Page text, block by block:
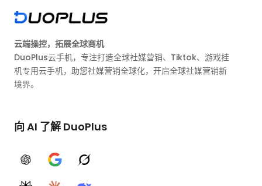
云端操控，拓展全球商机
DuoPlus云手机，专注打造全球社媒营销、Tiktok、游戏挂
机专用云手机，助您社媒营销全球化，开启全球社媒营销新
境界。
向 AI 了解 DuoPlus
ChatGPTGoogle AIGrok